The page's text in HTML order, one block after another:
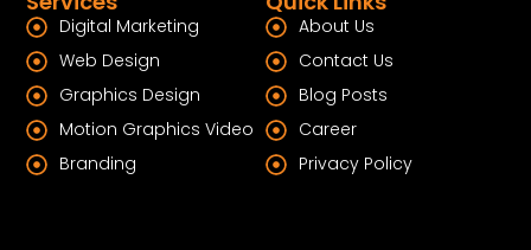
About Us
Contact Us
Blog Posts
Career
Privacy Policy
Digital Marketing
Web Design
Graphics Design
Motion Graphics Video
Branding